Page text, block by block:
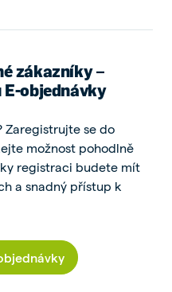
zákazníky –
objednávky
Zaregistrujte se do
možnost pohodlně
registraci budete mít
a snadný přístup k